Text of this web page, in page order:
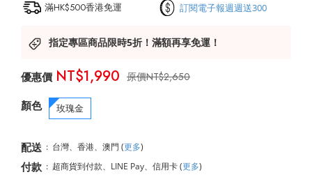
滿HK$500香港免運
訂閱電子報週週送300
指定專區商品限時5折！滿額再享免運！
NT$2,650
NT$1,990
顏色 玫瑰金
配送 : 台灣、香港、澳門 (更多)
付款 : 超商貨到付款、LINE Pay、信用卡(更多)